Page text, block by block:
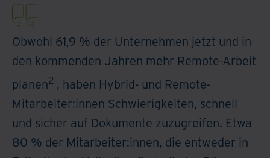
Unternehmen.
erfahren!
intelligenten
und
Workflow
Automation
von
Iron
Mountain.
Obwohl 61,9 % der Unternehmen jetzt und in
den kommenden Jahren mehr Remote-Arbeit
planen2 , haben Hybrid- und Remote-
Mitarbeiter:innen Schwierigkeiten, schnell
und sicher auf Dokumente zuzugreifen. Etwa
80 % der Mitarbeiter:innen, die entweder in